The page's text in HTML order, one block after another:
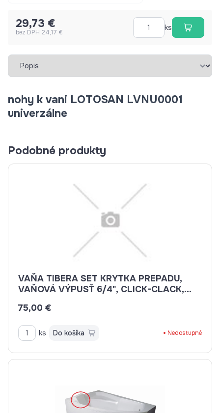
29,73 €
bez DPH 24,17 €
ks
Vybrať záložku
nohy k vani LOTOSAN LVNU0001
univerzálne
Podobné produkty
VAŇA TIBERA SET KRYTKA PREPADU,
VAŇOVÁ VÝPUSŤ 6/4", CLICK-CLACK,
75,00 €
ks Do košíka Nedostupné